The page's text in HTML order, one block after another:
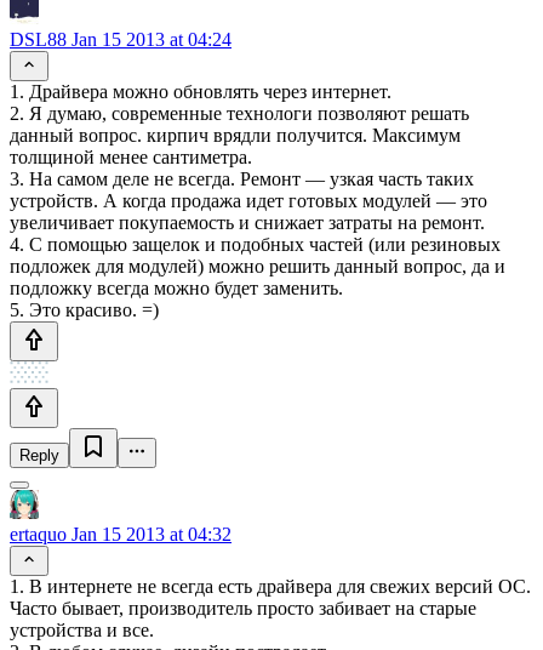
DSL88 Jan 15 2013 at 04:24
1. Драйвера можно обновлять через интернет.
2. Я думаю, современные технологи позволяют решать
данный вопрос. кирпич врядли получится. Максимум
толщиной менее сантиметра.
3. На самом деле не всегда. Ремонт — узкая часть таких
устройств. А когда продажа идет готовых модулей — это
увеличивает покупаемость и снижает затраты на ремонт.
4. С помощью защелок и подобных частей (или резиновых
подложек для модулей) можно решить данный вопрос, да и
подложку всегда можно будет заменить.
5. Это красиво. =)
Reply
ertaquo Jan 15 2013 at 04:32
1. В интернете не всегда есть драйвера для свежих версий ОС.
Часто бывает, производитель просто забивает на старые
устройства и все.